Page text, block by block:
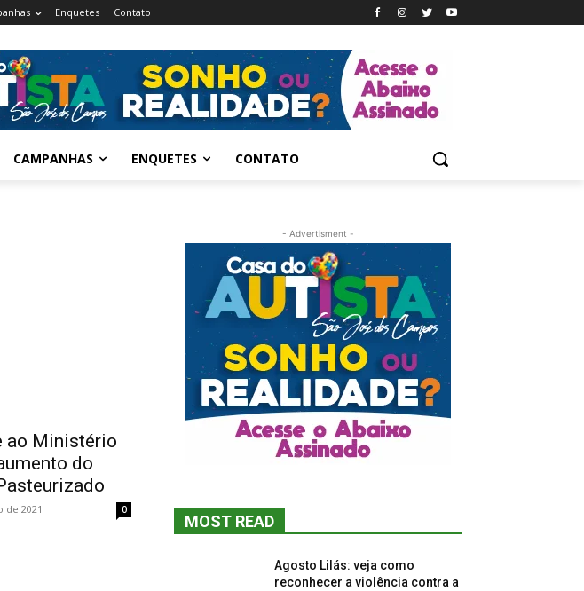
Enquetes Contato
CAMPANHAS ENQUETES CONTATO
ao Ministério
do
de 2021 0
- Advertisment -
MOST READ
Agosto Lilás: veja como
reconhecer a violência contra a